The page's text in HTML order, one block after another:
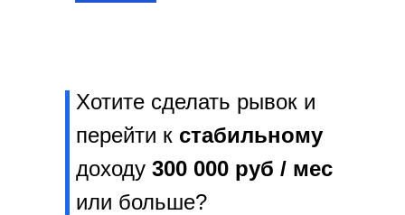
Хотите сделать рывок и
перейти к стабильному
доходу 300 000 руб / мес
или больше?